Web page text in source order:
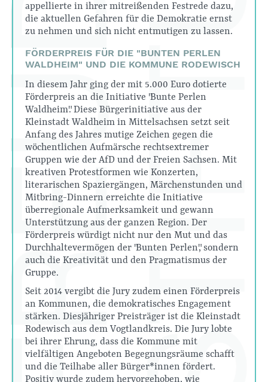
appellierte in ihrer mitreißenden Festrede dazu,
die aktuellen Gefahren für die Demokratie ernst
zu nehmen und sich nicht entmutigen zu lassen.
FÖRDERPREIS FÜR DIE "BUNTEN PERLEN
WALDHEIM" UND DIE KOMMUNE RODEWISCH
In diesem Jahr ging der mit 5.000 Euro dotierte
Förderpreis an die Initiative "Bunte Perlen
Waldheim". Diese Bürgerinitiative aus der
Kleinstadt Waldheim in Mittelsachsen setzt seit
Anfang des Jahres mutige Zeichen gegen die
wöchentlichen Aufmärsche rechtsextremer
Gruppen wie der AfD und der Freien Sachsen. Mit
kreativen Protestformen wie Konzerten,
literarischen Spaziergängen, Märchenstunden und
Mitbring-Dinnern erreichte die Initiative
überregionale Aufmerksamkeit und gewann
Unterstützung aus der ganzen Region. Der
Förderpreis würdigt nicht nur den Mut und das
Durchhaltevermögen der "Bunten Perlen", sondern
auch die Kreativität und den Pragmatismus der
Gruppe.
Seit 2014 vergibt die Jury zudem einen Förderpreis
an Kommunen, die demokratisches Engagement
stärken. Diesjähriger Preisträger ist die Kleinstadt
Rodewisch aus dem Vogtlandkreis. Die Jury lobte
bei ihrer Ehrung, dass die Kommune mit
vielfältigen Angeboten Begegnungsräume schafft
und die Teilhabe aller Bürger*innen fördert.
Positiv wurde zudem hervorgehoben, wie